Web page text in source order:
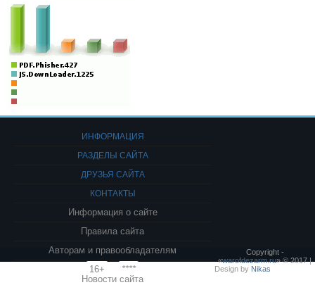
ИНФОРМАЦИЯ
РАЗДЕЛЫ САЙТА
ДРУЗЬЯ САЙТА
КОНТАКТЫ
Информация о сайте
Правила сайта
Авторам и правообладателям
16+
****
Новости сайта
Copyright -
«warofdezarm.ru» © 2017 |
Design by Nikas